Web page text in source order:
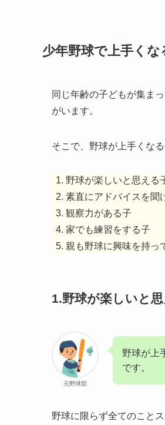
少年野球で上手く
同じ年齢の子どもが集ま
がいます。
そこで、野球が上手くな
野球が楽しいと思える
素直にアドバイスを聞
観察力がある子
家でも練習をする子
親も野球に興味を持っ
1.野球が楽しいと
元野球部
野球が上
です。
野球に限らず全てのこと